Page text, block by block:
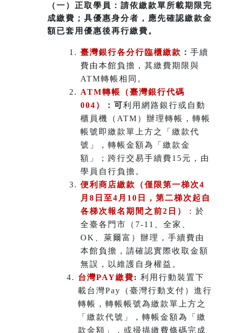
（一） 正取學員：請依繳款單所載期限完
成繳費；具優惠身分者，應先確認繳款金
額已套用優惠後再行繳費。
臺灣銀行各分行臨櫃繳款 ： 手續
費由本館負擔，其繳費期限與
ATM轉帳相同。
ATM轉帳（臺灣銀行代碼
004）
：可利用網路銀行或自動
櫃員機（ATM）辦理轉帳，轉帳
帳號即繳款單上方之「繳款代
號」，轉帳金額為「繳款金
額」；跨行交易手續費15元，由
學員自行負擔。
便利商店繳款（僅限第一梯次4
月8日至4月10日，第二梯次起自
各梯次報名期間之前2日）
： 於
全臺各門市（7-11、全家、
OK、萊爾富）辦理 ， 手續費由
本館負擔，請確認實際收取金額
無誤，以維護自身權益。
台灣PAY繳費: 利用行動裝置下
載台灣Pay（臺灣行動支付）進行
轉帳，轉帳帳號為繳款單上方之
「繳款代號」，轉帳金額為「繳
款金額」，或掃描繳費條碼完成